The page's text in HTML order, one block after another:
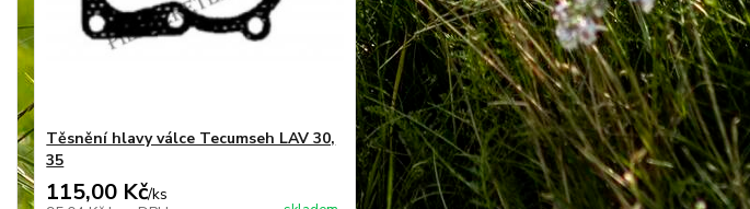
Těsnění hlavy válce Tecumseh LAV 30,
35
115,00 Kč/ks